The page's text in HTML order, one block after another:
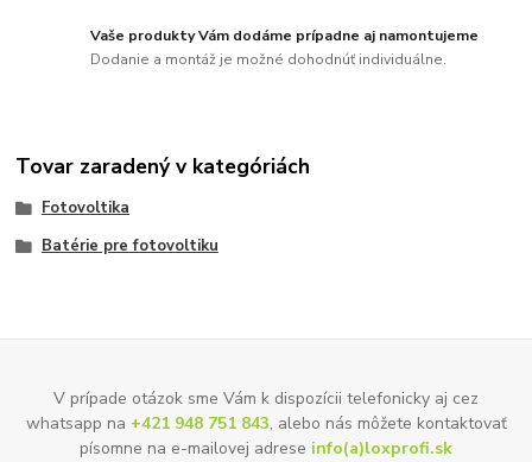
Vaše produkty Vám dodáme prípadne aj namontujeme
Dodanie a montáž je možné dohodnúť individuálne.
Tovar zaradený v kategóriách
Fotovoltika
Batérie pre fotovoltiku
V prípade otázok sme Vám k dispozícii telefonicky aj cez
whatsapp na +421 948 751 843, alebo nás môžete kontaktovať
písomne na e-mailovej adrese info(a)loxprofi.sk